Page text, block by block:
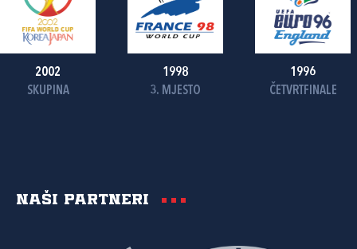
2002
SKUPINA
1998
3. MJESTO
1996
ČETVRTFINALE
Naši partneri